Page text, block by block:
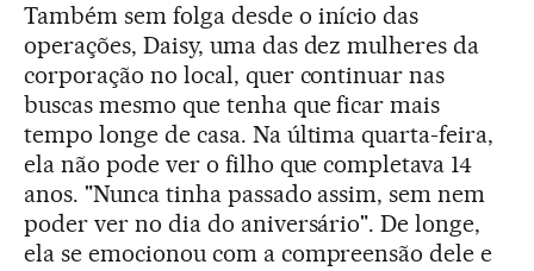
Também sem folga desde o início das
operações, Daisy, uma das dez mulheres da
corporação no local, quer continuar nas
buscas mesmo que tenha que ficar mais
tempo longe de casa. Na última quarta-feira,
ela não pode ver o filho que completava 14
anos. "Nunca tinha passado assim, sem nem
poder ver no dia do aniversário". De longe,
ela se emocionou com a compreensão dele e